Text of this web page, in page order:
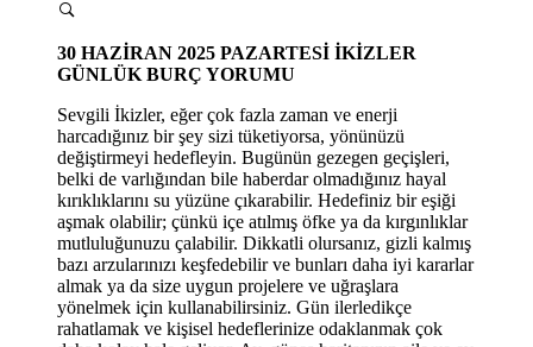
30 HAZİRAN 2025 PAZARTESİ İKİZLER
GÜNLÜK BURÇ YORUMU
Sevgili İkizler, eğer çok fazla zaman ve enerji
harcadığınız bir şey sizi tüketiyorsa, yönünüzü
değiştirmeyi hedefleyin. Bugünün gezegen geçişleri,
belki de varlığından bile haberdar olmadığınız hayal
kırıklıklarını su yüzüne çıkarabilir. Hedefiniz bir eşiği
aşmak olabilir; çünkü içe atılmış öfke ya da kırgınlıklar
mutluluğunuzu çalabilir. Dikkatli olursanız, gizli kalmış
bazı arzularınızı keşfedebilir ve bunları daha iyi kararlar
almak ya da size uygun projelere ve uğraşlara
yönelmek için kullanabilirsiniz. Gün ilerledikçe
rahatlamak ve kişisel hedeflerinize odaklanmak çok